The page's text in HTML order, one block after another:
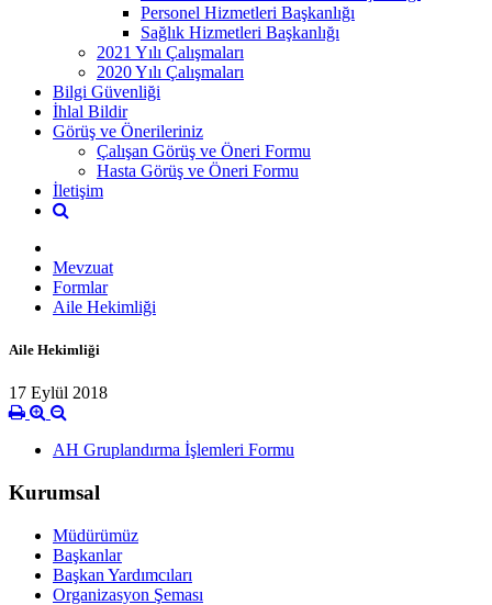
Personel Hizmetleri Başkanlığı
Sağlık Hizmetleri Başkanlığı
2021 Yılı Çalışmaları
2020 Yılı Çalışmaları
Bilgi Güvenliği
İhlal Bildir
Görüş ve Önerileriniz
Çalışan Görüş ve Öneri Formu
Hasta Görüş ve Öneri Formu
İletişim
Mevzuat
Formlar
Aile Hekimliği
Aile Hekimliği
17 Eylül 2018
AH Gruplandırma İşlemleri Formu
Kurumsal
Müdürümüz
Başkanlar
Başkan Yardımcıları
Organizasyon Şeması